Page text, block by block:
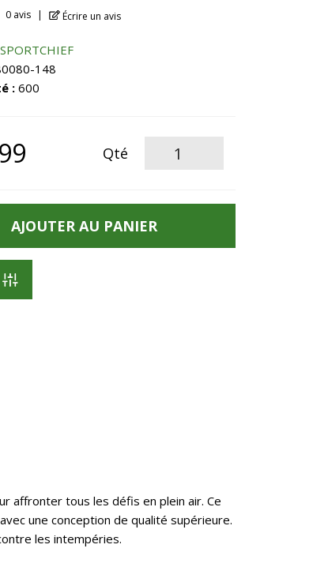
0 avis Écrire un avis
SPORTCHIEF
148
: 600
Qté
AJOUTER AU PANIER
affronter tous les défis en plein air. Ce
une conception de qualité supérieure.
les intempéries.